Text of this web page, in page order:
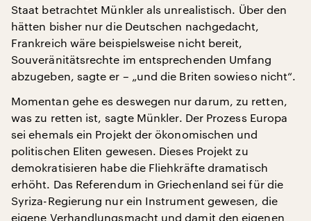
Staat betrachtet Münkler als unrealistisch. Über den
hätten bisher nur die Deutschen nachgedacht,
Frankreich wäre beispielsweise nicht bereit,
Souveränitätsrechte im entsprechenden Umfang
abzugeben, sagte er – „und die Briten sowieso nicht“.
Momentan gehe es deswegen nur darum, zu retten,
was zu retten ist, sagte Münkler. Der Prozess Europa
sei ehemals ein Projekt der ökonomischen und
politischen Eliten gewesen. Dieses Projekt zu
demokratisieren habe die Fliehkräfte dramatisch
erhöht. Das Referendum in Griechenland sei für die
Syriza-Regierung nur ein Instrument gewesen, die
eigene Verhandlungsmacht und damit den eigenen